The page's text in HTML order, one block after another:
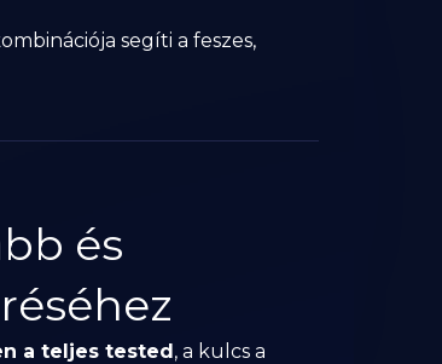
segíti a feszes,
és
a teljes tested, a kulcs a